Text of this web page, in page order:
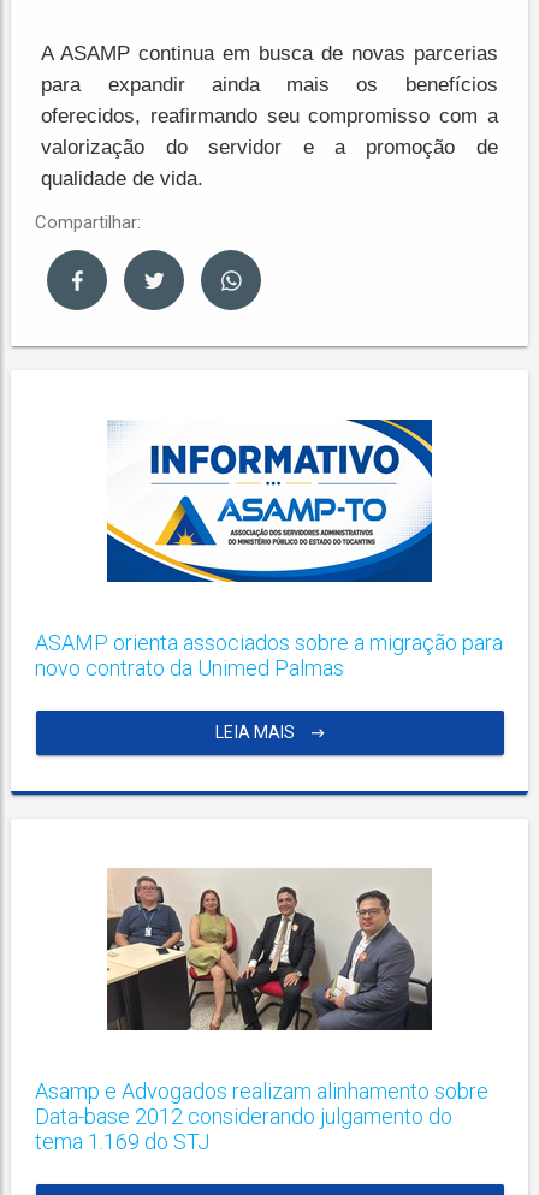
A ASAMP continua em busca de novas parcerias
para expandir ainda mais os benefícios
oferecidos, reafirmando seu compromisso com a
valorização do servidor e a promoção de
qualidade de vida.
Compartilhar:
ASAMP orienta associados sobre a migração para
novo contrato da Unimed Palmas
LEIA MAIS
Asamp e Advogados realizam alinhamento sobre
Data-base 2012 considerando julgamento do
tema 1.169 do STJ